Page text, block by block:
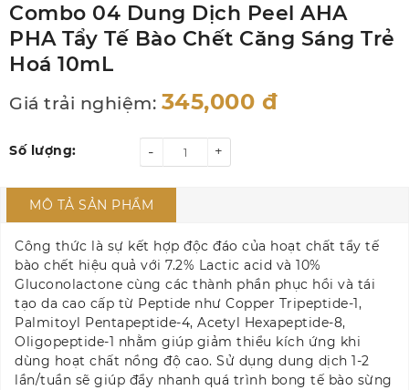
Combo 04 Dung Dịch Peel AHA
PHA Tẩy Tế Bào Chết Căng Sáng Trẻ
Hoá 10mL
Giá trải nghiệm: 345,000 đ
Số lượng: +
-
MÔ TẢ SẢN PHẨM
Công thức là sự kết hợp độc đáo của hoạt chất tẩy tế
bào chết hiệu quả với 7.2% Lactic acid và 10%
Gluconolactone cùng các thành phần phục hồi và tái
tạo da cao cấp từ Peptide như Copper Tripeptide-1,
Palmitoyl Pentapeptide-4, Acetyl Hexapeptide-8,
Oligopeptide-1 nhằm giúp giảm thiểu kích ứng khi
dùng hoạt chất nồng độ cao. Sử dụng dung dịch 1-2
lần/tuần sẽ giúp đẩy nhanh quá trình bong tế bào sừng